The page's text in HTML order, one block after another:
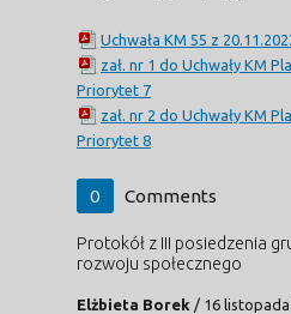
Uchwała KM 55 z
zał. nr 1 do Uchwały KM
Priorytet 7
zał. nr 2 do Uchwały KM
Priorytet 8
0 Comments
Protokół z III posiedzenia
rozwoju społecznego
Elżbieta Borek / 16 listopada